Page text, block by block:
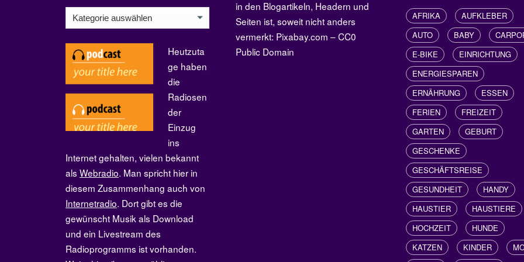
Kategorien
Heutzuta
ge haben
die
Radiosen
der
Einzug
ins
Internet gehalten, vielen bekannt
als Webradio. Man spricht hier in
diesem Zusammenhang auch von
Internetradio. Dort gibt es die
gewünscht Musik als Download
und ein Livestream des
Radioprogramms ist vorhanden.
in den Blogartikeln, Headern und
Seiten ist, soweit nicht anders
vermerkt: Pixabay.com – CC0
Public Domain
AFRIKA
AUFKLEBER
AUTO
BABY
E-BIKE
EINRICHTUNG
ENERGIESPAREN
ERNÄHRUNG
ESSEN
FERIEN
FREIZEIT
GARTEN
GEBURT
GESCHENKE
GESCHÄFTSREISE
GESUNDHEIT
HANDY
HAUSTIER
HAUSTIERE
HOCHZEIT
HUNDE
KATZEN
KINDER